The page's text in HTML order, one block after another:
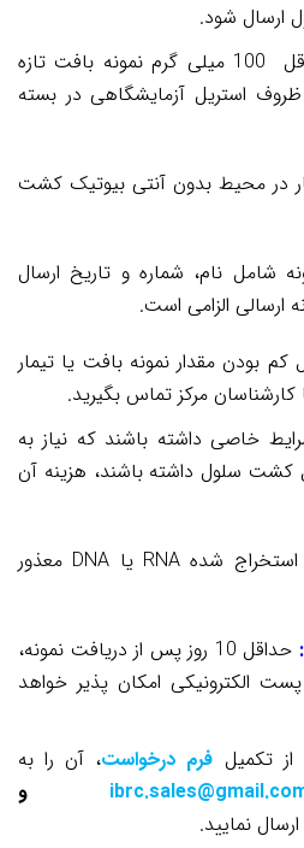
100 میلی گرم نمونه بافت تازه
ظروف استریل آزمایشگاهی در بسته
در محیط بدون آنتی بیوتیک کشت
شامل نام، شماره و تاریخ ارسال
ارسالی الزامی است.
بودن مقدار نمونه بافت یا تیمار
کارشناسان مرکز تماس بگیرید.
خاصی داشته باشند که نیاز به
کشت سلول داشته باشند، هزینه آن
استخراج شدهRNA یا DNA معذور
حداقل 10 روز پس از دریافت نمونه،
الکترونیکی امکان پذیر خواهد
تکمیل فرم درخواست، آن را به
و
ارسال نمایید.